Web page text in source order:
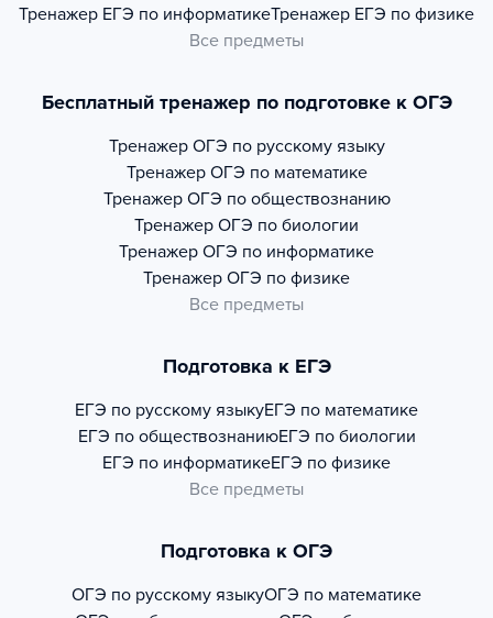
Тренажер ЕГЭ по информатикеТренажер ЕГЭ по физике
Все предметы
Бесплатный тренажер по подготовке к ОГЭ
Тренажер ОГЭ по русскому языку
Тренажер ОГЭ по математике
Тренажер ОГЭ по обществознанию
Тренажер ОГЭ по биологии
Тренажер ОГЭ по информатике
Тренажер ОГЭ по физике
Все предметы
Подготовка к ЕГЭ
ЕГЭ по русскому языкуЕГЭ по математике
ЕГЭ по обществознаниюЕГЭ по биологии
ЕГЭ по информатикеЕГЭ по физике
Все предметы
Подготовка к ОГЭ
ОГЭ по русскому языкуОГЭ по математике